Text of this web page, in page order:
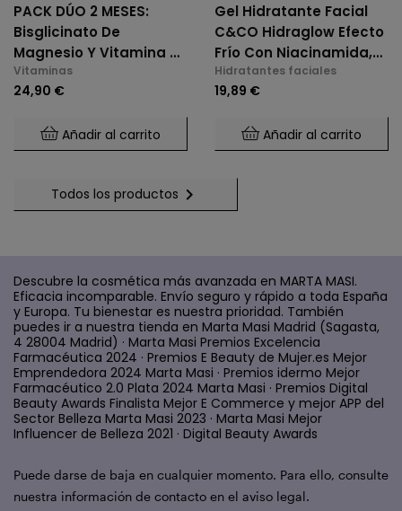
PACK DÚO 2 MESES:
Bisglicinato De
Magnesio Y Vitamina B6
(2 X 60 Cáps.)
Vitaminas
24,90 €
Añadir al carrito
Gel Hidratante Facial
C&CO Hidraglow Efecto
Frío Con Niacinamida,
Xylitol, Panthenol,
Elastina Marina, Para
Hidratantes faciales
19,89 €
Añadir al carrito
Todos los productos 
Descubre la cosmética más avanzada en MARTA MASI.
Eficacia incomparable. Envío seguro y rápido a toda España
y Europa. Tu bienestar es nuestra prioridad. También
puedes ir a nuestra tienda en Marta Masi Madrid (Sagasta,
4 28004 Madrid) · Marta Masi Premios Excelencia
Farmacéutica 2024 · Premios E Beauty de Mujer.es Mejor
Emprendedora 2024 Marta Masi · Premios idermo Mejor
Farmacéutico 2.0 Plata 2024 Marta Masi · Premios Digital
Beauty Awards Finalista Mejor E Commerce y mejor APP del
Sector Belleza Marta Masi 2023 · Marta Masi Mejor
Influencer de Belleza 2021 · Digital Beauty Awards
Puede darse de baja en cualquier momento. Para ello, consulte
nuestra información de contacto en el aviso legal.